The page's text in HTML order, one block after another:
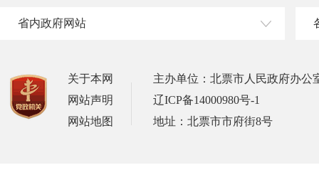
省内政府网站
关于本网
网站声明
网站地图
主办单位：北票市人民政府办公
辽ICP备14000980号-1
地址：北票市市府街8号